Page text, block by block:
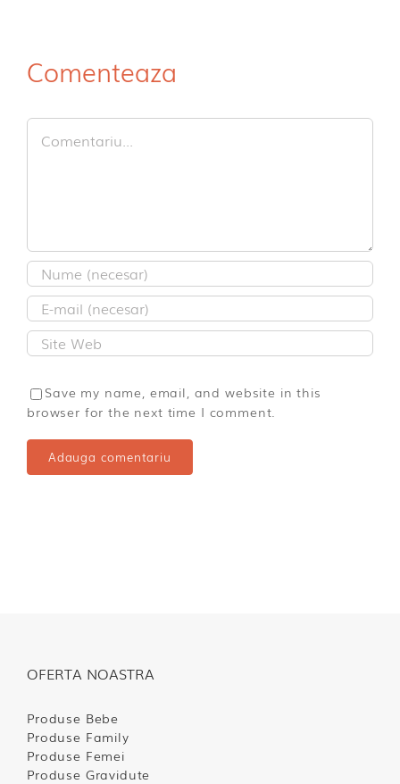
Comenteaza
Comment
Save my name, email, and website in this
browser for the next time I comment.
OFERTA NOASTRA
Produse Bebe
Produse Family
Produse Femei
Produse Gravidute